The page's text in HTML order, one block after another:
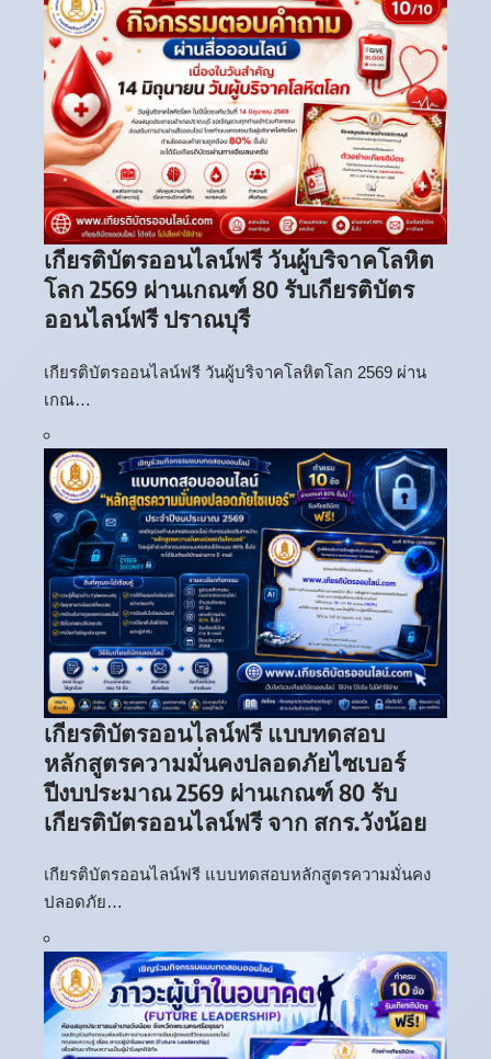
เกียรติบัตรออนไลน์ฟรี วันผู้บริจาคโลหิต
โลก 2569 ผ่านเกณฑ์ 80 รับเกียรติบัตร
ออนไลน์ฟรี ปราณบุรี
เกียรติบัตรออนไลน์ฟรี วันผู้บริจาคโลหิตโลก 2569 ผ่าน
เกณ…
เกียรติบัตรออนไลน์ฟรี แบบทดสอบ
หลักสูตรความมั่นคงปลอดภัยไซเบอร์
ปีงบประมาณ 2569 ผ่านเกณฑ์ 80 รับ
เกียรติบัตรออนไลน์ฟรี จาก สกร.วังน้อย
เกียรติบัตรออนไลน์ฟรี แบบทดสอบหลักสูตรความมั่นคง
ปลอดภัย…